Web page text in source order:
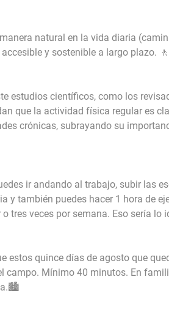
natural en la vida diaria
y sostenible a largo plazo. 🚶
estudios científicos, como los
que la actividad física regular es
crónicas, subrayando su
ir andando al trabajo, subir las
y también puedes hacer 1 hora de
tres veces por semana. Eso sería lo
estos quince días de agosto que
campo. Mínimo 40 minutos. En